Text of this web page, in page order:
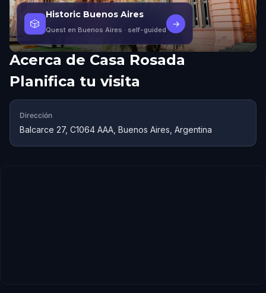
🎲
Historic Buenos Aires
Quest en Buenos Aires · self-guided
→
Acerca de Casa Rosada
Planifica tu visita
Dirección
Balcarce 27, C1064 AAA, Buenos Aires, Argentina